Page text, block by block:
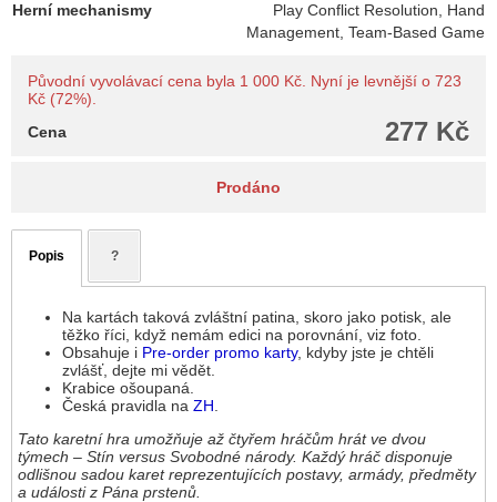
Herní mechanismy
Play Conflict Resolution, Hand
Management, Team-Based Game
Původní vyvolávací cena byla 1 000 Kč. Nyní je levnější o 723
Kč (72%).
277 Kč
Cena
Prodáno
Popis ?
Na kartách taková zvláštní patina, skoro jako potisk, ale
těžko říci, když nemám edici na porovnání, viz foto.
Obsahuje i Pre-order promo karty, kdyby jste je chtěli
zvlášť, dejte mi vědět.
Krabice ošoupaná.
Česká pravidla na ZH
Tato karetní hra umožňuje až čtyřem hráčům hrát ve dvou
týmech – Stín versus Svobodné národy. Každý hráč disponuje
odlišnou sadou karet reprezentujících postavy, armády, předměty
a události z Pána prstenů.